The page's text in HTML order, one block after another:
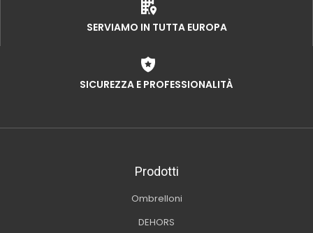
SERVIAMO IN TUTTA EUROPA
SICUREZZA E PROFESSIONALITÀ
Prodotti
Ombrelloni
DEHORS